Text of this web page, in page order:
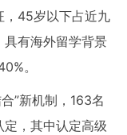
，45岁以下占近九
具有海外留学背景
。
”新机制，163名
，其中认定高级